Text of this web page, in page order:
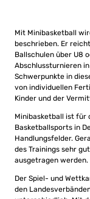
Mit Minibasketball
beschrieben. Er
Ballschulen über U8
Abschlussturnieren
Schwerpunkte in
von individuellen
Kinder und der
Minibasketball ist für
Basketballsports in
Handlungsfelder.
des Trainings sehr
ausgetragen werden.
Der Spiel- und
den